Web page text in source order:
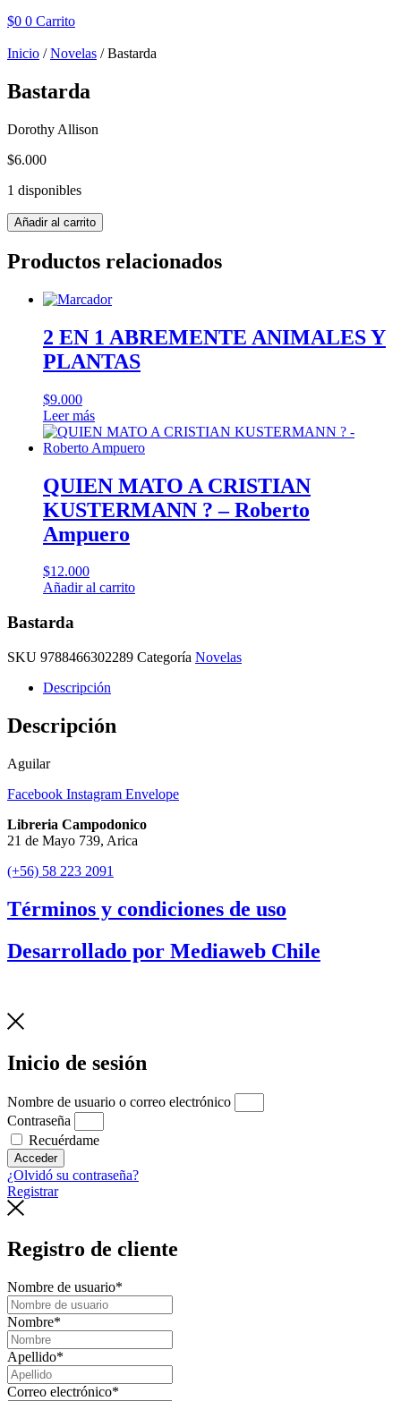
$0 0 Carrito
Inicio /Novelas / Bastarda
Bastarda
Dorothy Allison
$6.000
1 disponibles
Bastarda
cantidad
Añadir al carrito
Productos relacionados
2 EN 1 ABREMENTE ANIMALES Y
PLANTAS
$9.000
Leer más
QUIEN MATO A CRISTIAN
KUSTERMANN ? – Roberto
Ampuero
$12.000
Añadir al carrito
Bastarda
SKU 9788466302289 Categoría Novelas
Descripción
Descripción
Aguilar
Facebook Instagram Envelope
Libreria Campodonico
21 de Mayo 739, Arica
(+56) 58 223 2091
Términos y condiciones de uso
Desarrollado por Mediaweb Chile
Inicio de sesión
Nombre de usuario o correo electrónico
Contraseña
Recuérdame
Acceder
¿Olvidó su contraseña?
Registrar
Registro de cliente
Nombre de usuario*
Nombre*
Apellido*
Correo electrónico*